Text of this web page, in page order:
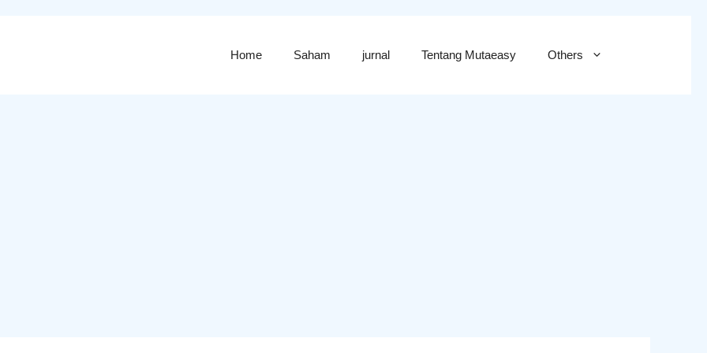
Home Saham jurnal Tentang Mutaeasy Others